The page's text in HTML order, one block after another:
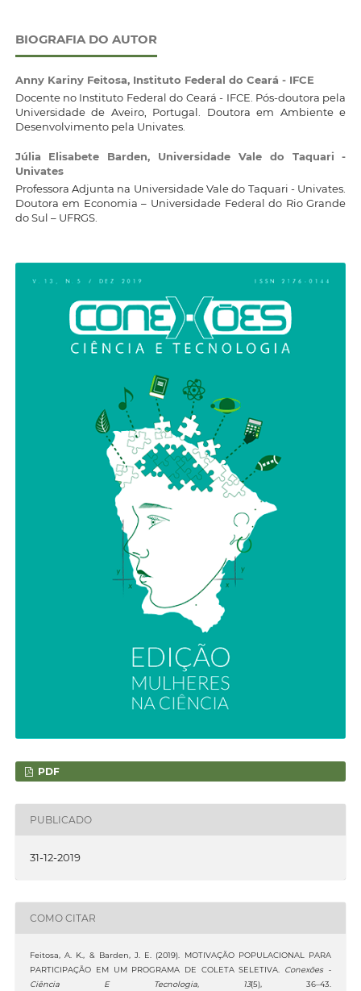
BIOGRAFIA DO AUTOR
Anny Kariny Feitosa, Instituto Federal do Ceará - IFCE
Docente no Instituto Federal do Ceará - IFCE. Pós-doutora pela
Universidade de Aveiro, Portugal. Doutora em Ambiente e
Desenvolvimento pela Univates.
Júlia Elisabete Barden, Universidade Vale do Taquari -
Univates
Professora Adjunta na Universidade Vale do Taquari - Univates.
Doutora em Economia – Universidade Federal do Rio Grande
do Sul – UFRGS.
PDF
PUBLICADO
31-12-2019
COMO CITAR
Feitosa, A. K., & Barden, J. E. (2019). MOTIVAÇÃO POPULACIONAL PARA
PARTICIPAÇÃO EM UM PROGRAMA DE COLETA SELETIVA. Conexões -
Ciência E Tecnologia, 13(5), 36–43.